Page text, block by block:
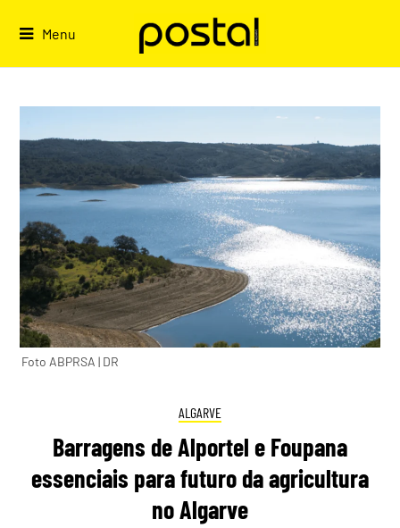
Menu
Foto ABPRSA | DR
ALGARVE
Barragens de Alportel e Foupana
essenciais para futuro da agricultura
no Algarve